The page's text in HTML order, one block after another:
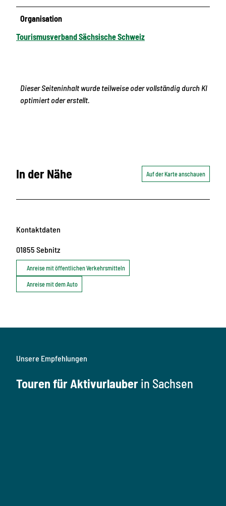
Organisation
Tourismusverband Sächsische Schweiz
Dieser Seiteninhalt wurde teilweise oder vollständig durch KI
optimiert oder erstellt.
In der Nähe Auf der Karte anschauen
Kontaktdaten
01855 Sebnitz
Anreise mit öffentlichen Verkehrsmitteln
Anreise mit dem Auto
Unsere Empfehlungen
Touren für Aktivurlauber in Sachsen